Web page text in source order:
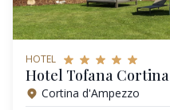
HOTEL
Hotel Tofana Cortina
Cortina d'Ampezzo